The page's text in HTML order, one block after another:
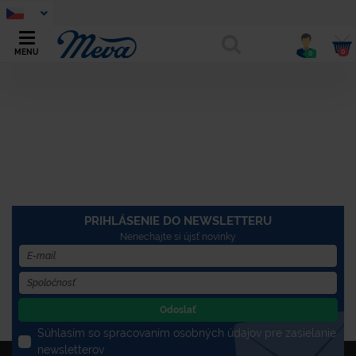
MENU 0 0
PRIHLÁSENIE DO NEWSLETTERU
Nenechajte si újsť novinky
Odoslať
Súhlasím so spracovaním osobných údajov pre zasielanie
newsletterov